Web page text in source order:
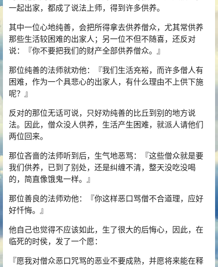
一起出家，都成了说法上师，得到许多供养。
其中一位心地纯善，会把所得拿去供养僧众，尤其常供养
那些生活较困难的出家人；另一位不但不随喜，还反对
说：『你不要把我们的财产全部供养僧众。』
那位纯善的法师就劝他：『我们生活充裕，而许多僧人有
困难，作为一个具悲心的出家人，有什么理由不上供下施
呢？』
反对的那位无话可说，只好劝纯善的比丘到别的地方说
法。因此，僧众没人供养，生活产生困难，就派人请他们
两位回来。
那位吝啬的法师听到后，生气地恶骂：『这些僧众就是要
我们供养，已到了别处，还是纠缠不清，整天没吃没喝
的，简直像饿鬼一样。』
那位善良的法师劝他：『你这样恶口骂僧不合道理，应好
好忏悔。』
他自己也觉得不应该如此，生了很大的后悔心，因此，在
临死的时侯，发了一个愿：
『愿我对僧众恶口咒骂的恶业不要成熟，并愿将来能在释